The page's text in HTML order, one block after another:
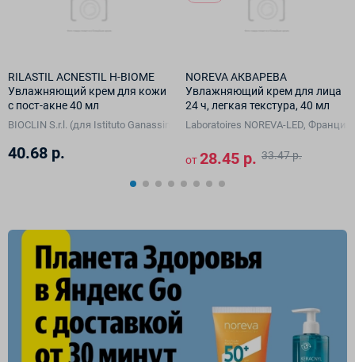
GmbH, Германия)
RILASTIL ACNESTIL H-BIOME
Увлажняющий крем для кожи
с пост-акне 40 мл
BIOCLIN S.r.l. (для Istituto Ganassini S.p.A. di Ricerche Biochimiche, Италия)
40.68 р.
NOREVA АКВАРЕВА
Увлажняющий крем для лица
24 ч, легкая текстура, 40 мл
Laboratoires NOREVA-LED, Франция
от28.45 р. 33.47 р.